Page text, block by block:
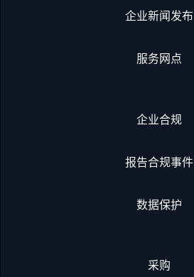
企业新闻发布
服务网点
企业合规
报告合规事件
数据保护
采购